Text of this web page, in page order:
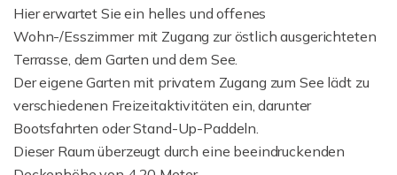
Hier erwartet Sie ein helles und offenes
Wohn-/Esszimmer mit Zugang zur östlich ausgerichteten
Terrasse, dem Garten und dem See.
Der eigene Garten mit privatem Zugang zum See lädt zu
verschiedenen Freizeitaktivitäten ein, darunter
Bootsfahrten oder Stand-Up-Paddeln.
Dieser Raum überzeugt durch eine beeindruckenden